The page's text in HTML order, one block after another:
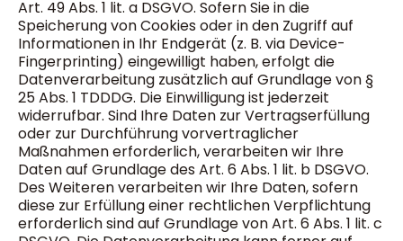
Art. 49 Abs. 1 lit. a DSGVO. Sofern Sie in die
Speicherung von Cookies oder in den Zugriff auf
Informationen in Ihr Endgerät (z. B. via Device-
Fingerprinting) eingewilligt haben, erfolgt die
Datenverarbeitung zusätzlich auf Grundlage von §
25 Abs. 1 TDDDG. Die Einwilligung ist jederzeit
widerrufbar. Sind Ihre Daten zur Vertragserfüllung
oder zur Durchführung vorvertraglicher
Maßnahmen erforderlich, verarbeiten wir Ihre
Daten auf Grundlage des Art. 6 Abs. 1 lit. b DSGVO.
Des Weiteren verarbeiten wir Ihre Daten, sofern
diese zur Erfüllung einer rechtlichen Verpflichtung
erforderlich sind auf Grundlage von Art. 6 Abs. 1 lit. c